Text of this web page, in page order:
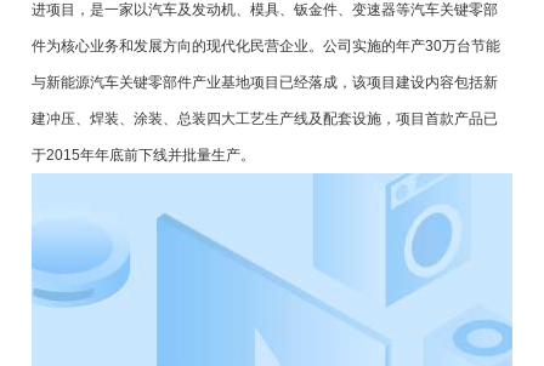
进项目，是一家以汽车及发动机、模具、钣金件、变速器等汽车关键零部
件为核心业务和发展方向的现代化民营企业。公司实施的年产30万台节能
与新能源汽车关键零部件产业基地项目已经落成，该项目建设内容包括新
建冲压、焊装、涂装、总装四大工艺生产线及配套设施，项目首款产品已
于2015年年底前下线并批量生产。